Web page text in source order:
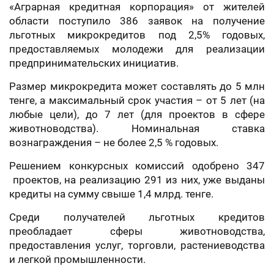
«Аграрная кредитная корпорация» от жителей
области поступило 386 заявок на получение
льготных микрокредитов под 2,5% годовых,
предоставляемых молодежи для реализации
предпринимательских инициатив.
Размер микрокредита может составлять до 5 млн
тенге, а максимальный срок участия – от 5 лет (на
любые цели), до 7 лет (для проектов в сфере
животноводства). Номинальная ставка
вознаграждения – не более 2,5 % годовых.
Решением конкурсных комиссий одобрено 347
проектов, на реализацию 291 из них, уже выданы
кредиты на сумму свыше 1,4 млрд. тенге.
Среди получателей льготных кредитов
преобладает сферы животноводства,
предоставления услуг, торговли, растениеводства
и легкой промышленности.